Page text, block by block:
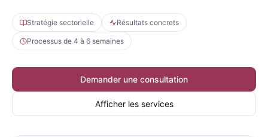
Stratégie sectorielle Résultats concrets
Processus de 4 à 6 semaines
Demander une consultation
Afficher les services